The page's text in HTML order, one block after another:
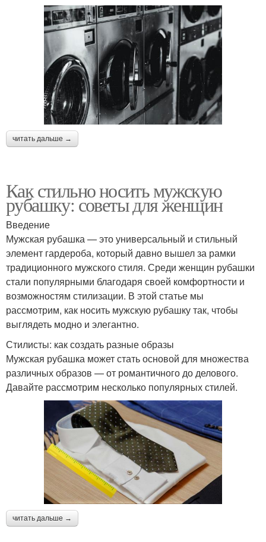
читать дальше →
Как стильно носить мужскую
рубашку: советы для женщин
Введение
Мужская рубашка — это универсальный и стильный
элемент гардероба, который давно вышел за рамки
традиционного мужского стиля. Среди женщин рубашки
стали популярными благодаря своей комфортности и
возможностям стилизации. В этой статье мы
рассмотрим, как носить мужскую рубашку так, чтобы
выглядеть модно и элегантно.
Стилисты: как создать разные образы
Мужская рубашка может стать основой для множества
различных образов — от романтичного до делового.
Давайте рассмотрим несколько популярных стилей.
читать дальше →